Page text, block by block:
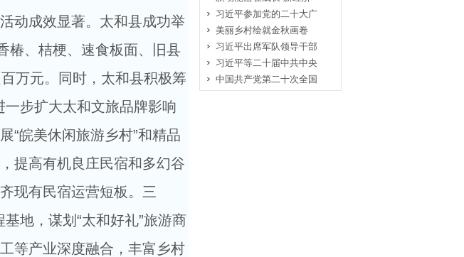
动成效显著。太和县成功举
椿、桔梗、速食板面、旧县
万元。同时，太和县积极筹
一步扩大太和文旅品牌影响
“皖美休闲旅游乡村”和精品
提高有机良庄民宿和多幻谷
现有民宿运营短板。三
地，谋划“太和好礼”旅游商
等产业深度融合，丰富乡村
习近平参加党的二十大广
美丽乡村绘就金秋画卷
习近平出席军队领导干部
习近平等二十届中共中央
中国共产党第二十次全国